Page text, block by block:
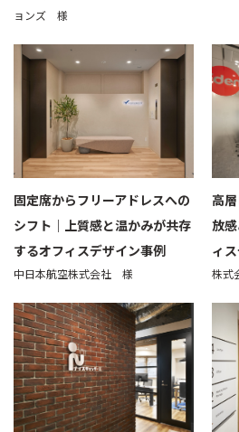
ョンズ 様
固定席からフリーアドレスへの
シフト｜上質感と温かみが共存
するオフィスデザイン事例
中日本航空株式会社 様
高
放
ィ
株式